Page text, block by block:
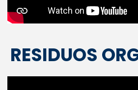
RESIDUOS